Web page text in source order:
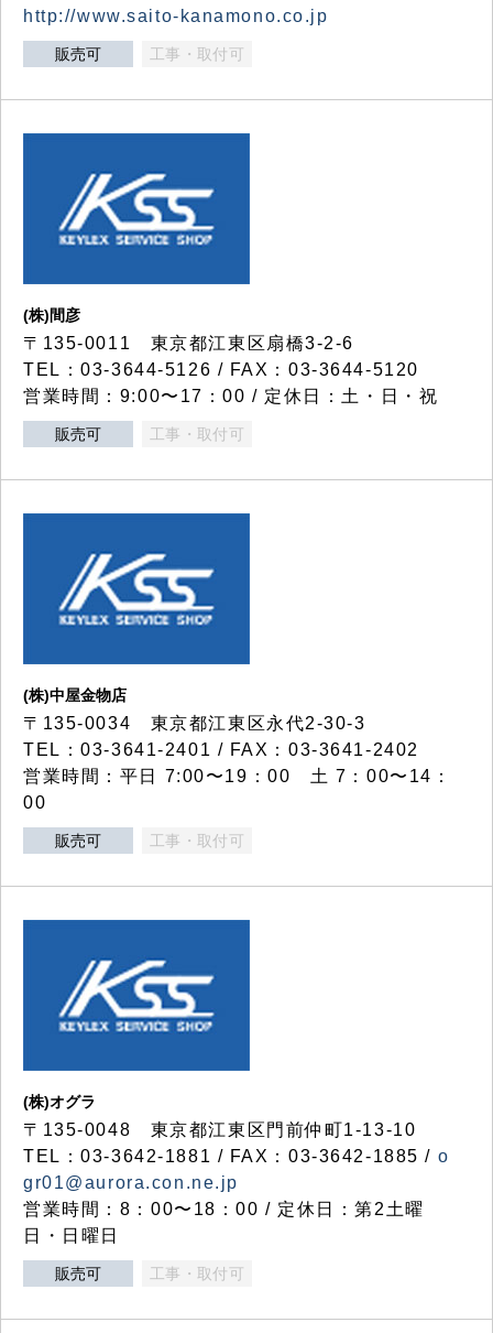
http://www.saito-kanamono.co.jp
販売可 工事・取付可
(株)間彦
〒135-0011 東京都江東区扇橋3-2-6
TEL：03-3644-5126 / FAX：03-3644-5120
営業時間：9:00〜17：00 / 定休日：土・日・祝
販売可 工事・取付可
(株)中屋金物店
〒135-0034 東京都江東区永代2-30-3
TEL：03-3641-2401 / FAX：03-3641-2402
営業時間：平日 7:00〜19：00 土 7：00〜14：
00
販売可 工事・取付可
(株)オグラ
〒135-0048 東京都江東区門前仲町1-13-10
TEL：03-3642-1881 / FAX：03-3642-1885 / o
gr01@aurora.con.ne.jp
営業時間：8：00〜18：00 / 定休日：第2土曜
日・日曜日
販売可 工事・取付可